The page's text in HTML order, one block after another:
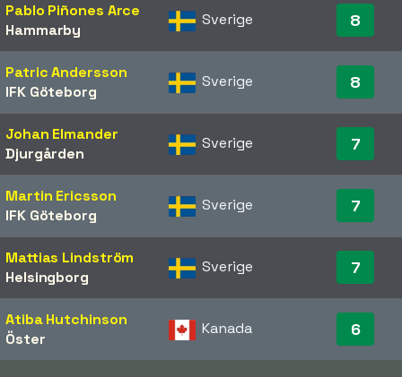
Pablo Piñones Arce
Hammarby
Sverige 8
Patric Andersson
IFK Göteborg
Sverige 8
Johan Elmander
Djurgården
Sverige 7
Martin Ericsson
IFK Göteborg
Sverige 7
Mattias Lindström
Helsingborg
Sverige 7
Atiba Hutchinson
Öster
Kanada 6